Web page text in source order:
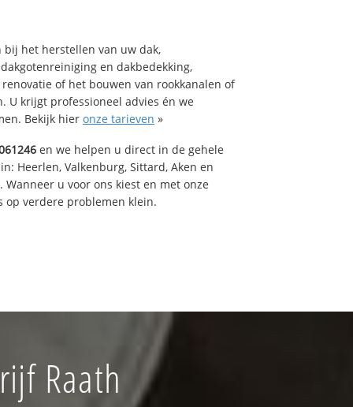
bij het herstellen van uw dak,
en dakbedekking,
of het bouwen van rookkanalen of
U krijgt professioneel advies én we
Bekijk hier onze tarieven »
en we helpen u direct in de gehele
Heerlen, Valkenburg, Sittard, Aken en
u voor ons kiest en met onze
op verdere problemen klein.
Raath